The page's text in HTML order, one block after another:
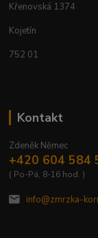
Křenovská 1374
Kojetín
752 01
Kontakt
Zdeněk Němec
+420 604 584
( Po-Pá, 8-16 hod. )
info@zmrzka-